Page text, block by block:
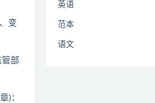
变
部
)：
英语
范本
语文